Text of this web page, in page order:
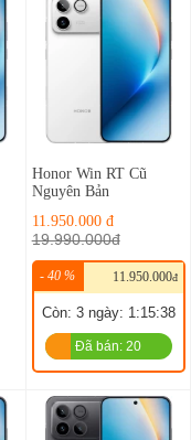
Honor Win RT Cũ
Nguyên Bản
11.950.000 đ
19.990.000đ
- 40 % 11.950.000đ
Còn: 3ngày: 1:15:38
Đã bán: 20